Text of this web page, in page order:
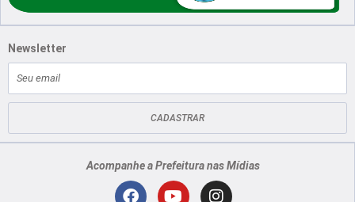
Newsletter
mail
CADASTRAR
Acompanhe a Prefeitura nas Mídias